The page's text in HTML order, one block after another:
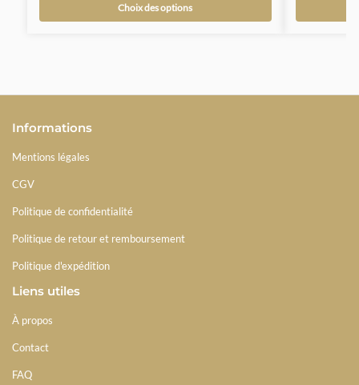
Choix des options
Informations
Mentions légales
CGV
Politique de confidentialité
Politique de retour et remboursement
Politique d'expédition
Liens utiles
À propos
Contact
FAQ